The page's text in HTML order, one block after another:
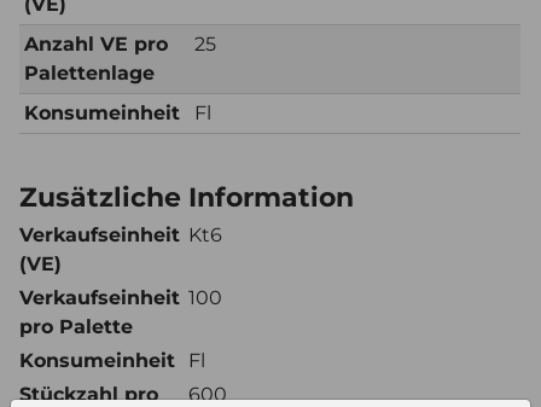
Anzahl VE pro
Palettenlage
25
Konsumeinheit Fl
Zusätzliche Information
Verkaufseinheit
(VE)
Kt6
Verkaufseinheit
pro Palette
100
Konsumeinheit
Fl
Stückzahl pro
600